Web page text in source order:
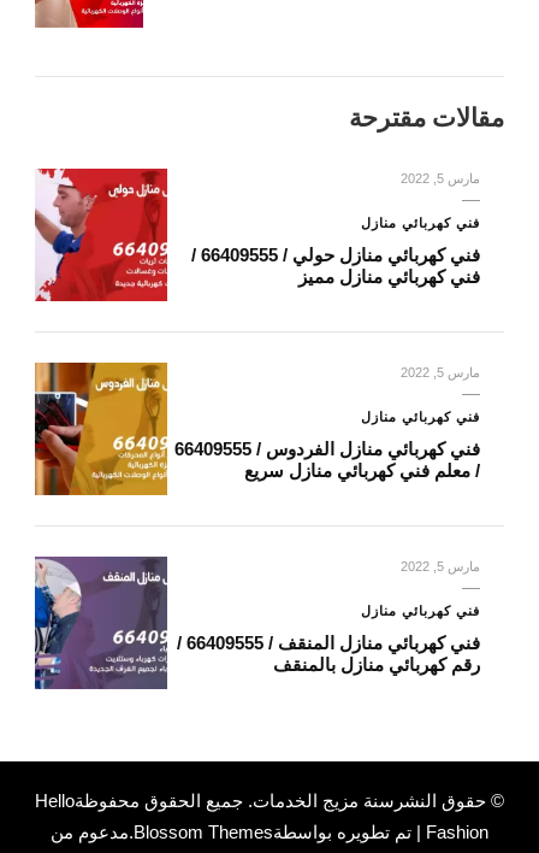
مقالات مقترحة
مارس 5, 2022
فني كهربائي منازل
فني كهربائي منازل حولي / 66409555 /
فني كهربائي منازل مميز
مارس 5, 2022
فني كهربائي منازل
فني كهربائي منازل الفردوس / 66409555
/ معلم فني كهربائي منازل سريع
مارس 5, 2022
فني كهربائي منازل
فني كهربائي منازل المنقف / 66409555 /
رقم كهربائي منازل بالمنقف
© حقوق النشرسنة مزيج الخدمات. جميع الحقوق محفوظةHello
Fashion | تم تطويره بواسطة
Blossom Themes.مدعوم من